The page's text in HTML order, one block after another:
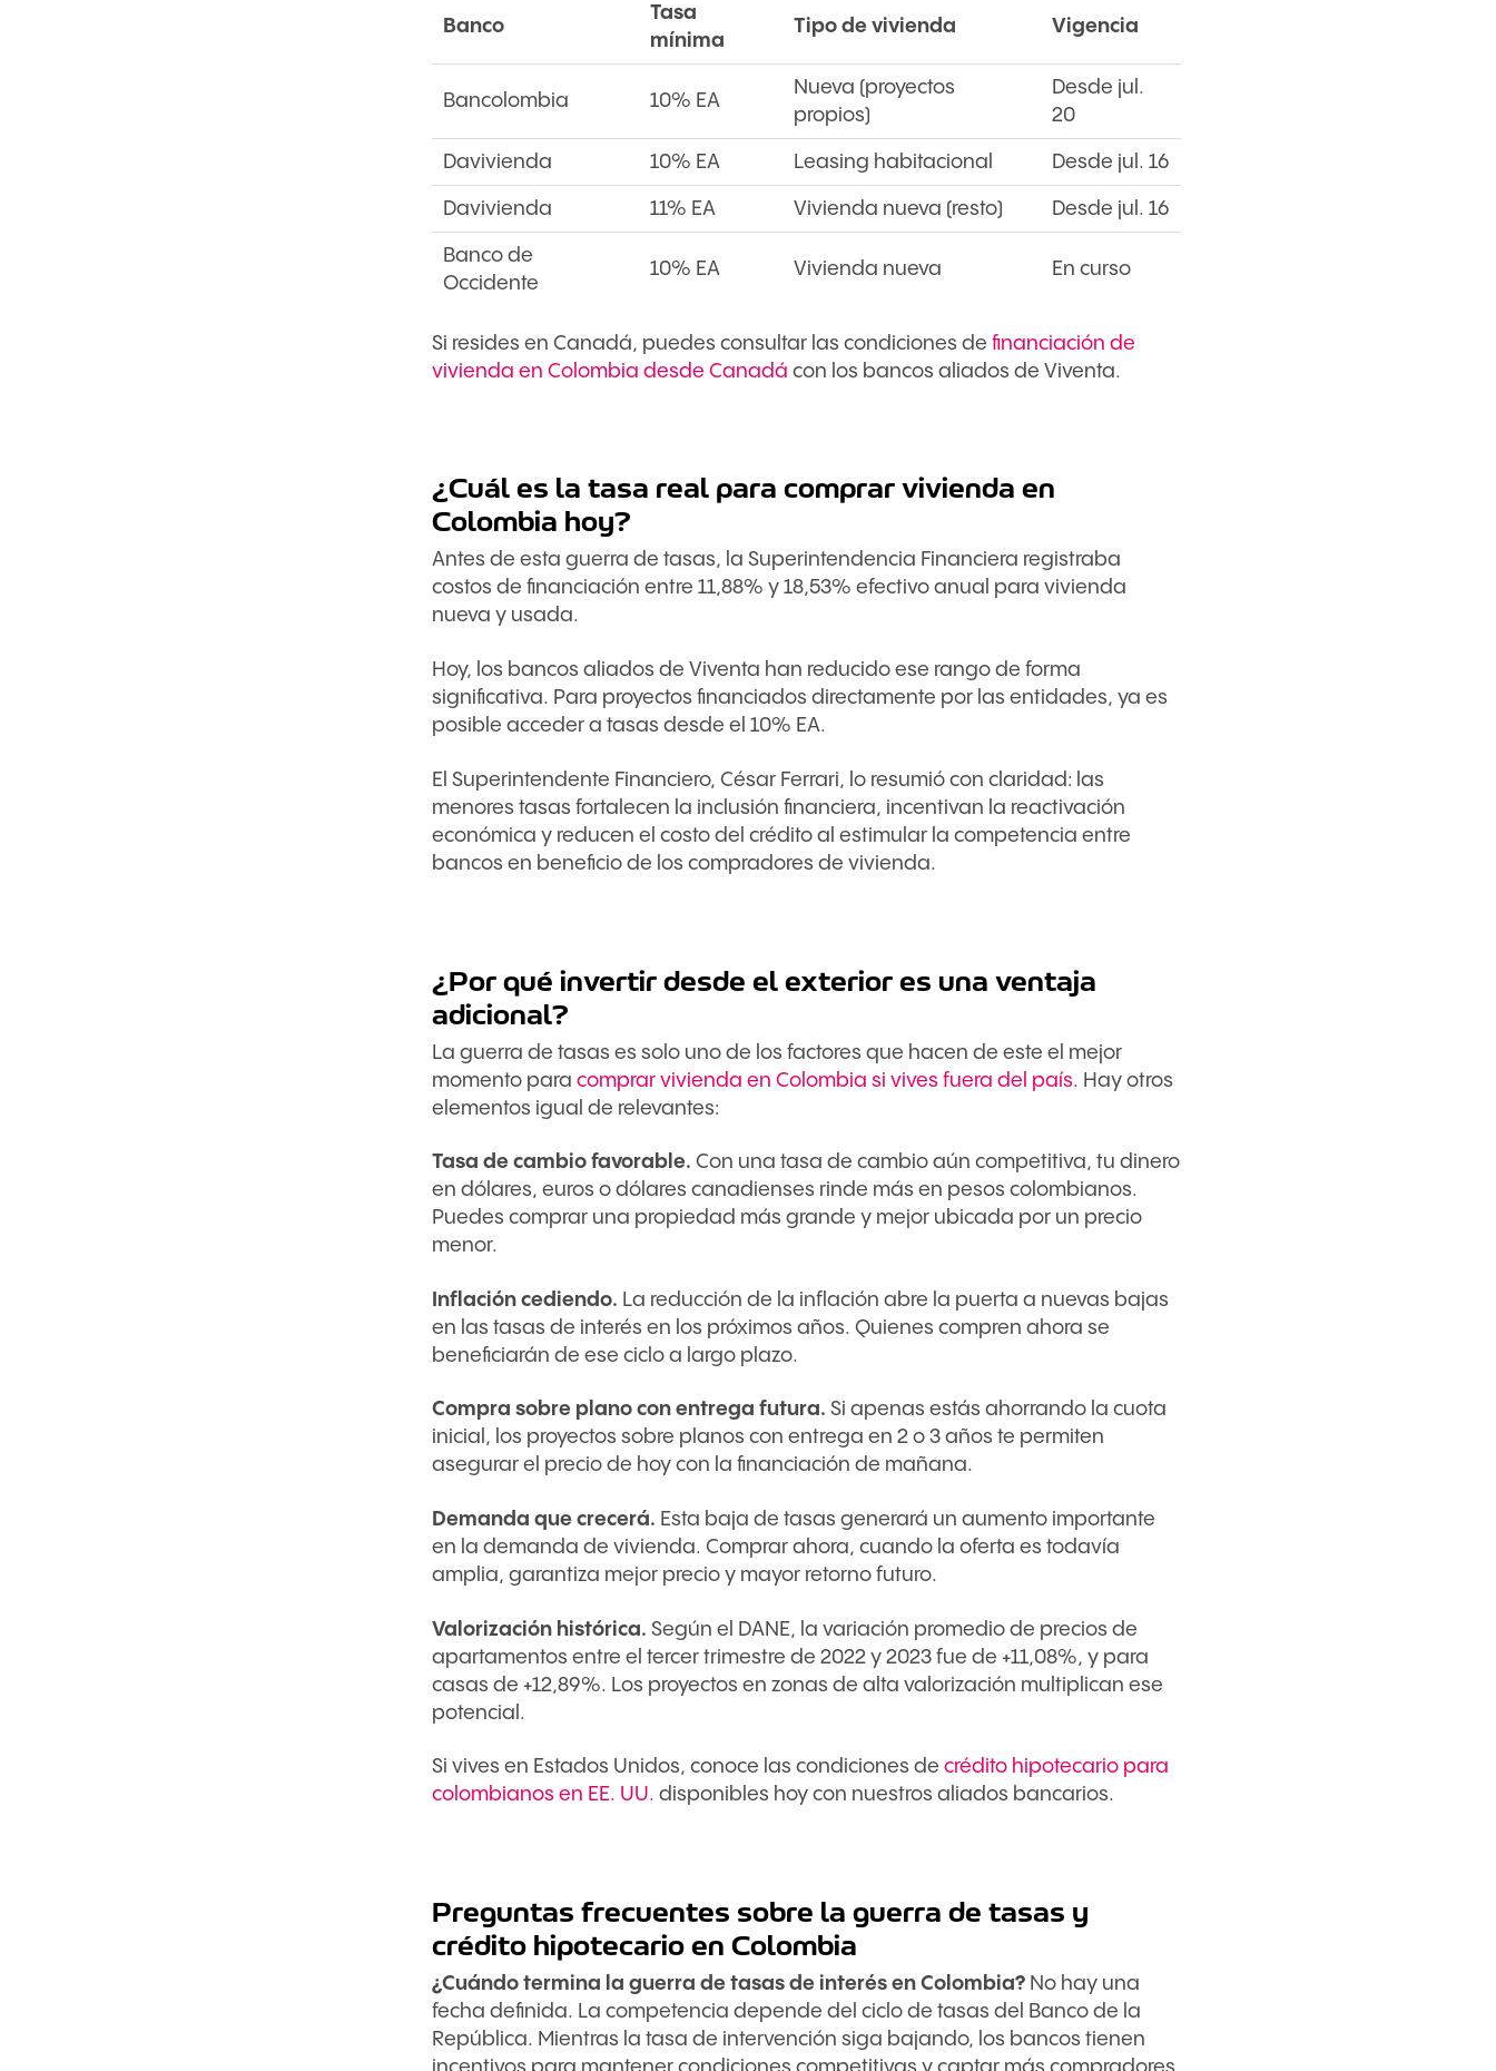
Banco
Tasa
mínima
Tipo de vivienda Vigencia
Bancolombia 10% EA
Nueva (proyectos
propios)
Desde jul.
20
Davivienda 10% EA Leasing habitacional Desde jul. 16
Davivienda 11% EA Vivienda nueva (resto) Desde jul. 16
Banco de
Occidente
10% EA Vivienda nueva En curso
Si resides en Canadá, puedes consultar las condiciones de financiación de
vivienda en Colombia desde Canadá con los bancos aliados de Viventa.
¿Cuál es la tasa real para comprar vivienda en
Colombia hoy?
Antes de esta guerra de tasas, la Superintendencia Financiera registraba
costos de financiación entre 11,88% y 18,53% efectivo anual para vivienda
nueva y usada.
Hoy, los bancos aliados de Viventa han reducido ese rango de forma
significativa. Para proyectos financiados directamente por las entidades, ya es
posible acceder a tasas desde el 10% EA.
El Superintendente Financiero, César Ferrari, lo resumió con claridad: las
menores tasas fortalecen la inclusión financiera, incentivan la reactivación
económica y reducen el costo del crédito al estimular la competencia entre
bancos en beneficio de los compradores de vivienda.
¿Por qué invertir desde el exterior es una ventaja
adicional?
La guerra de tasas es solo uno de los factores que hacen de este el mejor
momento para comprar vivienda en Colombia si vives fuera del país. Hay otros
elementos igual de relevantes:
Tasa de cambio favorable. Con una tasa de cambio aún competitiva, tu dinero
en dólares, euros o dólares canadienses rinde más en pesos colombianos.
Puedes comprar una propiedad más grande y mejor ubicada por un precio
menor.
Inflación cediendo. La reducción de la inflación abre la puerta a nuevas bajas
en las tasas de interés en los próximos años. Quienes compren ahora se
beneficiarán de ese ciclo a largo plazo.
Compra sobre plano con entrega futura. Si apenas estás ahorrando la cuota
inicial, los proyectos sobre planos con entrega en 2 o 3 años te permiten
asegurar el precio de hoy con la financiación de mañana.
Demanda que crecerá. Esta baja de tasas generará un aumento importante
en la demanda de vivienda. Comprar ahora, cuando la oferta es todavía
amplia, garantiza mejor precio y mayor retorno futuro.
Valorización histórica. Según el DANE, la variación promedio de precios de
apartamentos entre el tercer trimestre de 2022 y 2023 fue de +11,08%, y para
casas de +12,89%. Los proyectos en zonas de alta valorización multiplican ese
potencial.
Si vives en Estados Unidos, conoce las condiciones de crédito hipotecario para
colombianos en EE. UU. disponibles hoy con nuestros aliados bancarios.
Preguntas frecuentes sobre la guerra de tasas y
crédito hipotecario en Colombia
¿Cuándo termina la guerra de tasas de interés en Colombia? No hay una
fecha definida. La competencia depende del ciclo de tasas del Banco de la
República. Mientras la tasa de intervención siga bajando, los bancos tienen